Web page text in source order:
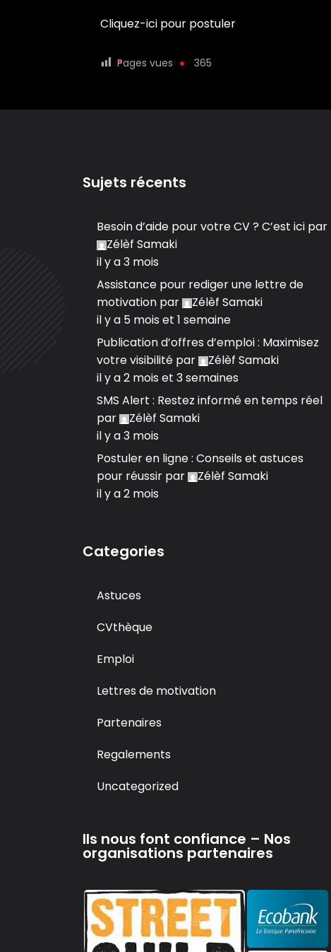
Cliquez-ici pour postuler
Pages vues 365
Sujets récents
Besoin d’aide pour votre CV ? C’est ici par
Zélèf Samaki
il y a 3 mois
Assistance pour rediger une lettre de
motivation par
Zélèf Samaki
il y a 5 mois et 1 semaine
Publication d’offres d’emploi : Maximisez
votre visibilité par
Zélèf Samaki
il y a 2 mois et 3 semaines
SMS Alert : Restez informé en temps réel
par
Zélèf Samaki
il y a 3 mois
Postuler en ligne : Conseils et astuces
pour réussir par
Zélèf Samaki
il y a 2 mois
Categories
Astuces
CVthèque
Emploi
Lettres de motivation
Partenaires
Regalements
Uncategorized
Ils nous font confiance – Nos
organisations partenaires